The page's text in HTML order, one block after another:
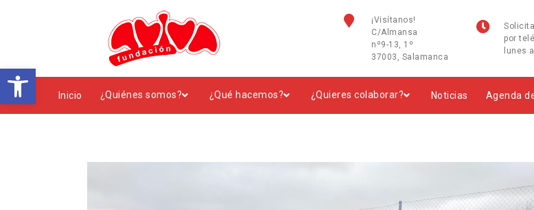
Abrir barra de herramientas
¡Visítanos!
C/Almansa
nº9-13, 1º
37003, Salamanca
por
lunes
Inicio ¿Quiénes somos? ¿Qué hacemos? ¿Quieres colaborar? Noticias Agenda